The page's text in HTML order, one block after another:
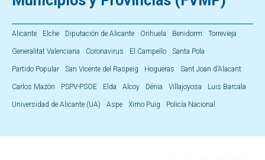
Alicante Elche Diputación de Alicante Orihuela Benidorm Torrevieja
Generalitat Valenciana Coronavirus El Campello Santa Pola
Partido Popular San Vicente del Raspeig Hogueras Sant Joan d’Alacant
Carlos Mazón PSPV-PSOE Elda Alcoy Dénia Villajoyosa Luis Barcala
Universidad de Alicante (UA) Aspe Ximo Puig Policía Nacional